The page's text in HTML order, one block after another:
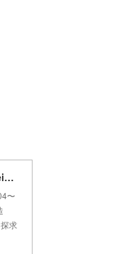
堀口ひとみ｜Art of Being Lab
〜
求